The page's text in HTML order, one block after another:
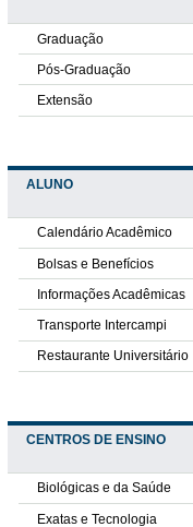
Graduação
Pós-Graduação
Extensão
ALUNO
Calendário Acadêmico
Bolsas e Benefícios
Informações Acadêmicas
Transporte Intercampi
Restaurante Universitário
CENTROS DE ENSINO
Biológicas e da Saúde
Exatas e Tecnologia